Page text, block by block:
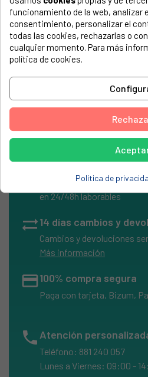
El número de modelo lo
electrodoméstico. Suele estar
letras.
Cable usb tipo a M-4P mini usb m
local_shippingEnvíos Express
Entrega rápida en península
en 24/48h laborables
sync_alt14 días cambios y
Cambios y devoluciones
Más información
credit_card100% compra segura
Paga con tarjeta, Bizum,
phone Atención
Teléfono: 881 240 057
Lunes a Viernes: 09:00 -
funcionamiento de la web, analizar
consentimiento, personalizar el
todas las cookies, rechazarlas o
cualquier momento. Para más
política de cookies.
Política de